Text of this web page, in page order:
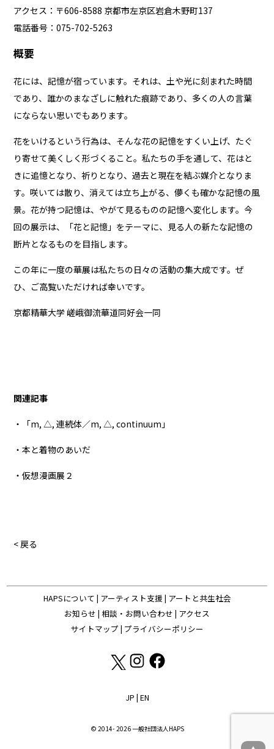
アクセス：〒606-8588 京都市左京区岩倉木野町137
電話番号：075-702-5263
概要
花には、記憶が宿っています。それは、土や光に刻まれた時間
であり、誰かのまなざしに触れた痕跡であり、多くの人の言葉
にならない思いでもあります。
花をいけるという行為は、そんな花の記憶をすくい上げ、たぐ
り寄せて美くしく形づくること。私たちの手を通して、花はと
きに追憶となり、祈りとなり、過去と現在を結ぶ媒介となりま
す。咲いては散り、消えては立ち上がる、儚くも確かな記憶の風
景。花が持つ記憶は、やがて見るものの記憶へ変化します。今
回の展示は、「花と記憶」をテーマに、見る人の新たな記憶の
断片となるものを目指します。
この年に一度の華展は私たちの日々の活動の集大成です。ぜ
ひ、ご高覧いただければ幸いです。
京都精華大学 嵯峨御流華道同好会一同
関連記事
・「m, △, 連続体／m, △, continuum」
・本と着物のあいだ
・仮想漫画展２
< 戻る
HAPSについて | アーティスト支援 | アートと共生社会
お知らせ | 相談・お問い合わせ | アクセス
サイトマップ | プライバシーポリシー
JP | EN
© 2014- 2026 一般社団法人HAPS